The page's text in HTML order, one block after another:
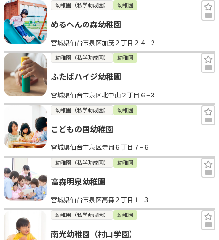
幼稚園（私学助成園） 幼稚園
めるへんの森幼稚園
宮城県仙台市泉区加茂２丁目２４−２
幼稚園（私学助成園） 幼稚園
ふたばハイジ幼稚園
宮城県仙台市泉区北中山２丁目６−３
幼稚園（私学助成園） 幼稚園
こどもの国幼稚園
宮城県仙台市泉区寺岡６丁目７−６
幼稚園（私学助成園） 幼稚園
高森明泉幼稚園
宮城県仙台市泉区高森２丁目１−３
幼稚園（私学助成園） 幼稚園
南光幼稚園（村山学園）